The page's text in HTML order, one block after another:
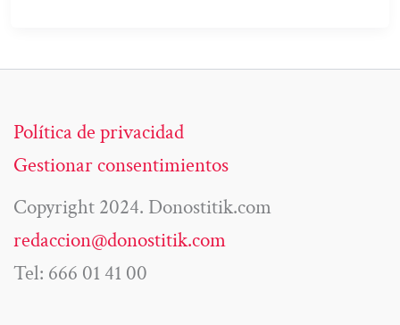
Política de privacidad
Gestionar consentimientos
Copyright 2024. Donostitik.com
redaccion@donostitik.com
Tel: 666 01 41 00